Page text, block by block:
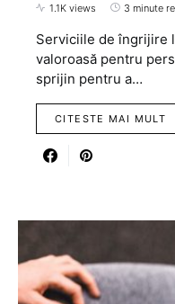
1.1K views 3 minute
Serviciile de îngrijire
valoroasă pentru
sprijin pentru a…
CITESTE MAI MULT